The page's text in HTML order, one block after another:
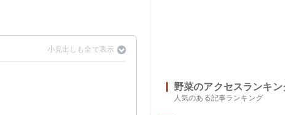
野菜のアクセスランキン
人気のある記事ランキング